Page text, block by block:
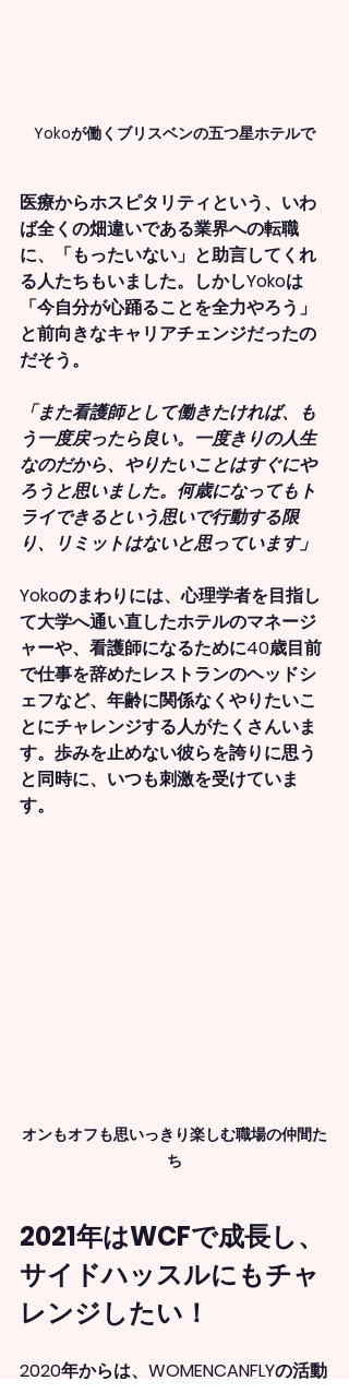
Yokoが働くブリスベンの五つ星ホテルで
医療からホスピタリティという、いわ
ば全くの畑違いである業界への転職
に、「もったいない」と助言してくれ
る人たちもいました。しかしYokoは
「今自分が心踊ることを全力やろう」
と前向きなキャリアチェンジだったの
だそう。
「また看護師として働きたければ、も
う一度戻ったら良い。一度きりの人生
なのだから、やりたいことはすぐにや
ろうと思いました。何歳になってもト
ライできるという思いで行動する限
り、リミットはないと思っています」
Yokoのまわりには、心理学者を目指し
て大学へ通い直したホテルのマネージ
ャーや、看護師になるために40歳目前
で仕事を辞めたレストランのヘッドシ
ェフなど、年齢に関係なくやりたいこ
とにチャレンジする人がたくさんいま
す。歩みを止めない彼らを誇りに思う
と同時に、いつも刺激を受けていま
す。
オンもオフも思いっきり楽しむ職場の仲間た
ち
2021年はWCFで成長し、
サイドハッスルにもチャ
レンジしたい！
2020年からは、WOMENCANFLYの活動